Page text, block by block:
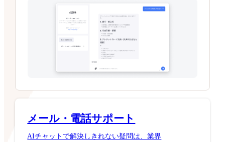
メール・電話サポート
AIチャットで解決しきれない疑問は、業界